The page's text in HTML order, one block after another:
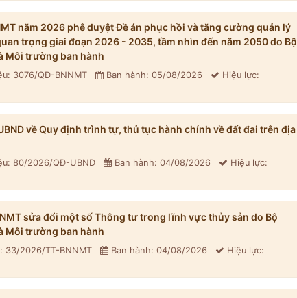
năm 2026 phê duyệt Đề án phục hồi và tăng cường quản lý
trọng giai đoạn 2026 - 2035, tầm nhìn đến năm 2050 do Bộ
Môi trường ban hành
3076/QĐ-BNNMT Ban hành: 05/08/2026 Hiệu lực:
về Quy định trình tự, thủ tục hành chính về đất đai trên địa
80/2026/QĐ-UBND Ban hành: 04/08/2026 Hiệu lực:
sửa đổi một số Thông tư trong lĩnh vực thủy sản do Bộ
Môi trường ban hành
33/2026/TT-BNNMT Ban hành: 04/08/2026 Hiệu lực: